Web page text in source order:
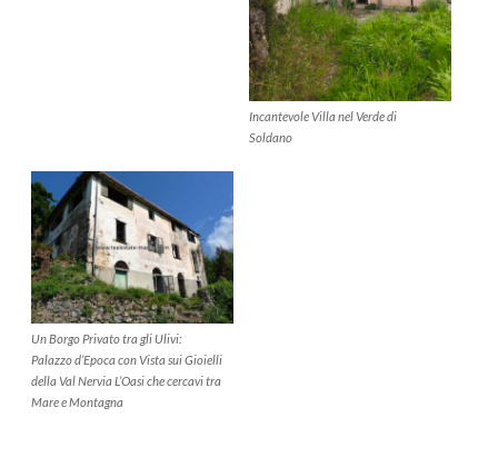
Incantevole Villa nel Verde di
Soldano
Un Borgo Privato tra gli Ulivi:
Palazzo d’Epoca con Vista sui Gioielli
della Val Nervia L’Oasi che cercavi tra
Mare e Montagna